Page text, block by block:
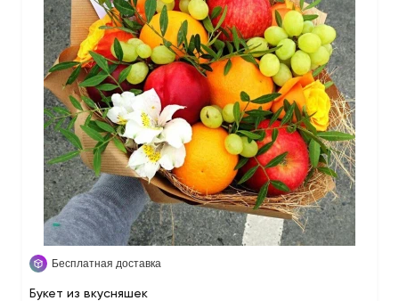
Бесплатная доставка
Букет из вкусняшек